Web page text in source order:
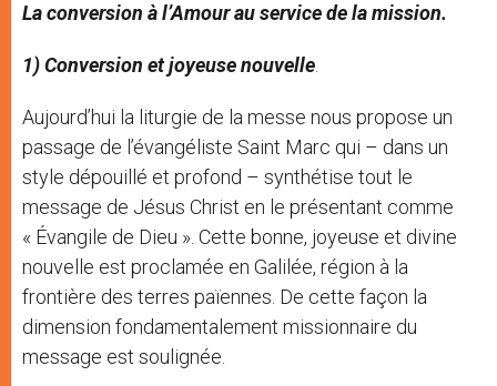
La conversion à l’Amour au service de la mission.
1) Conversion et joyeuse nouvelle.
Aujourd’hui la liturgie de la messe nous propose un
passage de l’évangéliste Saint Marc qui – dans un
style dépouillé et profond – synthétise tout le
message de Jésus Christ en le présentant comme
« Évangile de Dieu ». Cette bonne, joyeuse et divine
nouvelle est proclamée en Galilée, région à la
frontière des terres païennes. De cette façon la
dimension fondamentalement missionnaire du
message est soulignée.